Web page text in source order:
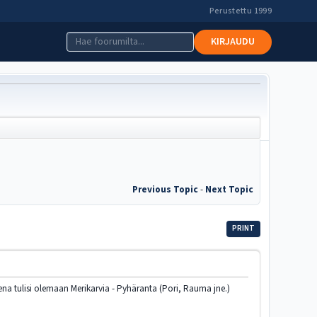
Perustettu 1999
KIRJAUDU
Previous Topic- Next Topic
PRINT
tulisi olemaan Merikarvia - Pyhäranta (Pori, Rauma jne.)